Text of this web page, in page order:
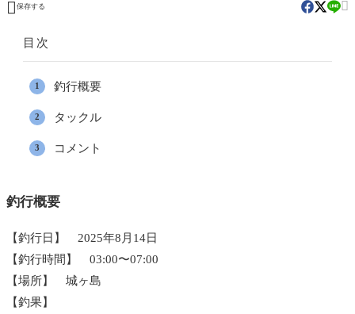
 保存する 
目次
釣行概要
タックル
コメント
釣行概要
【釣行日】 2025年8月14日
【釣行時間】 03:00〜07:00
【場所】 城ヶ島
【釣果】